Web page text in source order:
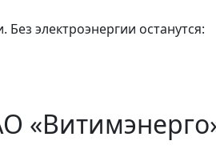
электроэнергии останутся: